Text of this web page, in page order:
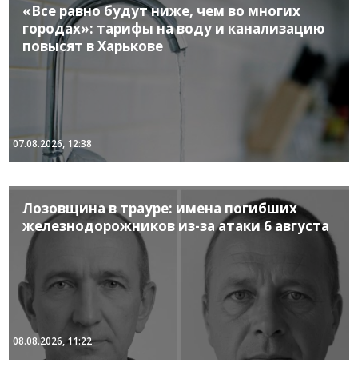
«Все равно будут ниже, чем во многих
городах»: тарифы на воду и канализацию
повысят в Харькове
07.08.2026, 12:38
Лозовщина в трауре: имена погибших
железнодорожников из-за атаки 6 августа
08.08.2026, 11:22